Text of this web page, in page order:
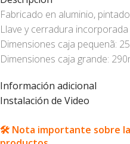
Fabricado en aluminio,
Llave y cerradura incorporada
Dimensiones caja pequenã:
Dimensiones caja grande:
Información adicional
Instalación de Video
🛠️ Nota importante sobre